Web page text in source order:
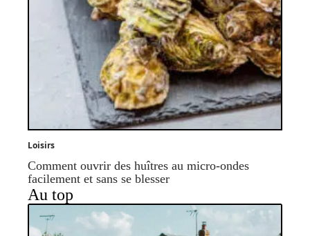
Loisirs
Comment ouvrir des huîtres au micro-ondes
facilement et sans se blesser
Au top